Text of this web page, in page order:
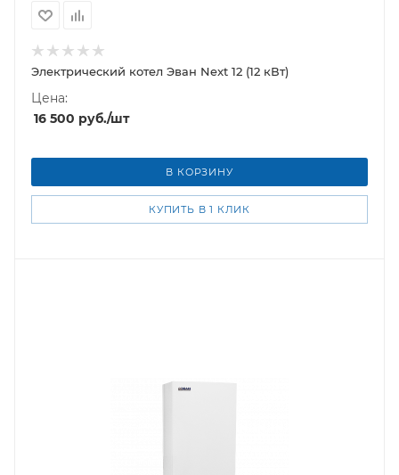
Электрический котел Эван Next 12 (12 кВт)
Цена:
16 500 руб./шт
В КОРЗИНУ
КУПИТЬ В 1 КЛИК